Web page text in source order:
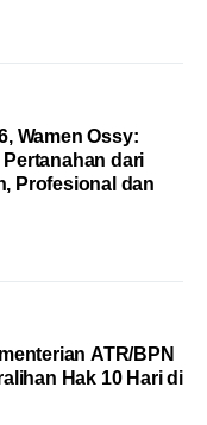
Wamen Ossy:
dari
Profesional dan
ATR/BPN
Hak 10 Hari di